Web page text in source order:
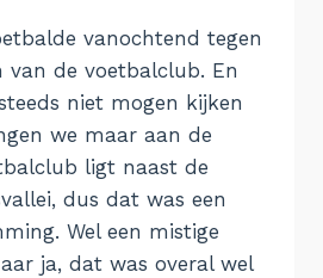
vanochtend tegen
van de voetbalclub. En
niet mogen kijken
we maar aan de
ligt naast de
dus dat was een
Wel een mistige
ja, dat was overal wel